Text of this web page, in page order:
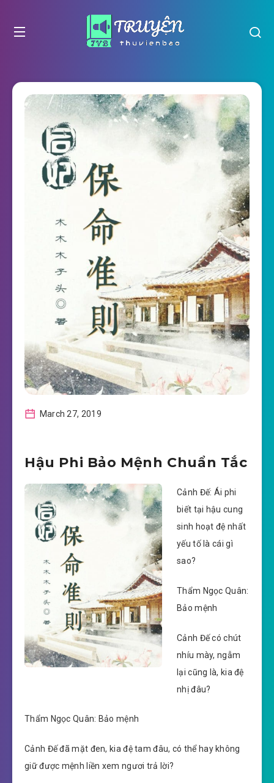
March 27, 2019
Hậu Phi Bảo Mệnh Chuẩn Tắc
Cảnh Đế: Ái phi
biết tại hậu cung
sinh hoạt đệ nhất
yếu tố là cái gì
sao?
Thẩm Ngọc Quân:
Bảo mệnh
Cảnh Đế có chút
nhíu mày, ngẫm
lại cũng là, kia đệ
nhị đâu?
Thẩm Ngọc Quân: Bảo mệnh
Cảnh Đế đã mặt đen, kia đệ tam đâu, có thể hay không
giữ được mệnh liền xem ngươi trả lời?